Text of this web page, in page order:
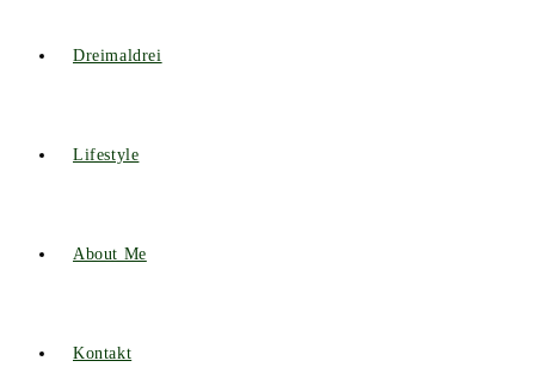
Dreimaldrei
Lifestyle
About Me
Kontakt